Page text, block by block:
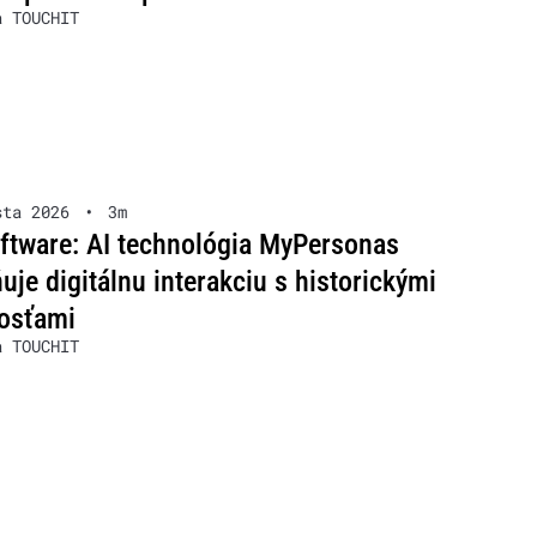
2026 • 3m
AI technológia MyPersonas
digitálnu interakciu s historickými